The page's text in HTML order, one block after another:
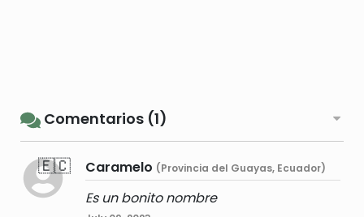
Comentarios (1)
🇪🇨 Caramelo (Provincia del Guayas, Ecuador)
Es un bonito nombre